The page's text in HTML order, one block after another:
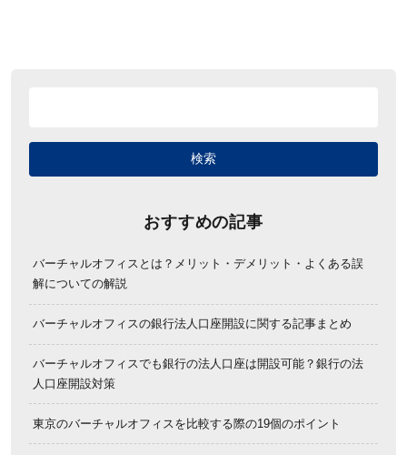
おすすめの記事
バーチャルオフィスとは？メリット・デメリット・よくある誤
解についての解説
バーチャルオフィスの銀行法人口座開設に関する記事まとめ
バーチャルオフィスでも銀行の法人口座は開設可能？銀行の法
人口座開設対策
東京のバーチャルオフィスを比較する際の19個のポイント